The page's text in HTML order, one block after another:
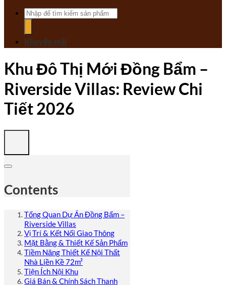
Tìm
kiếm:
Khuyến mãi
Khu Đô Thị Mới Đồng Bẩm –
Riverside Villas: Review Chi
Tiết 2026
Contents
Tổng Quan Dự Án Đồng Bẩm –
Riverside Villas
Vị Trí & Kết Nối Giao Thông
Mặt Bằng & Thiết Kế Sản Phẩm
Tiềm Năng Thiết Kế Nội Thất
Nhà Liền Kề 72m²
Tiện Ích Nội Khu
Giá Bán & Chính Sách Thanh